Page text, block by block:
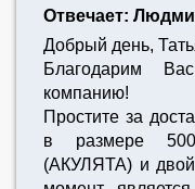
Отвечает:
Добрый день,
Благодарим
компанию!
Простите за
в размере
(АКУЛЯТА) и